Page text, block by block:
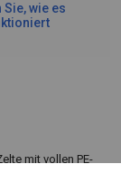
Sie, wie es
mit vollen PE-